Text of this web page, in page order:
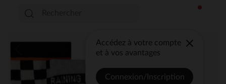
Accédez à votre compte
et à vos avantages
Connexion/Inscription